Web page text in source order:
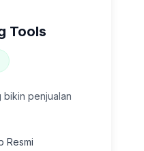
Tools
bikin penjualan
Resmi